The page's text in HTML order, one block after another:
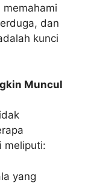
dan
kunci
Muncul
meliputi:
yang